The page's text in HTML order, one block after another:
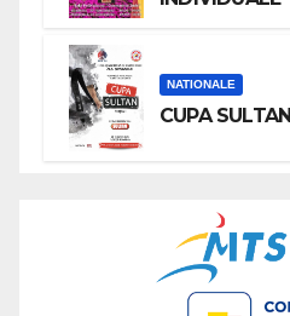
NATIONALE
CUPA SULTAN